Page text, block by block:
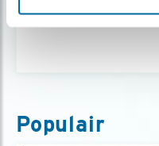
De waarnemer
Populair